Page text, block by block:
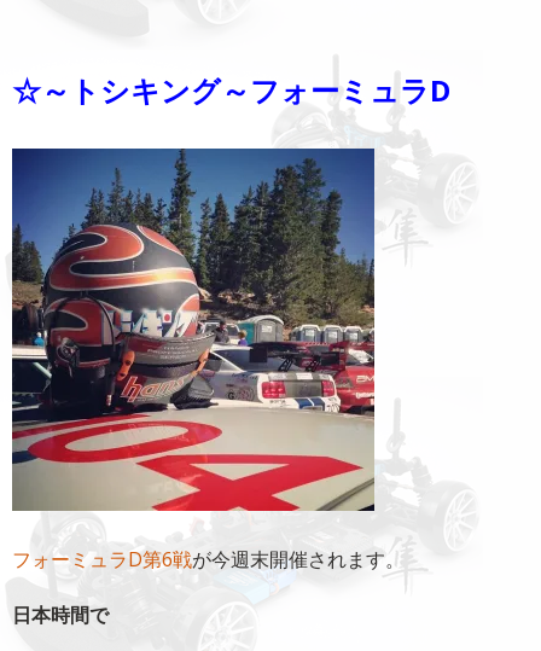
☆～トシキング～フォーミュラD
フォーミュラD第6戦が今週末開催されます。
日本時間で